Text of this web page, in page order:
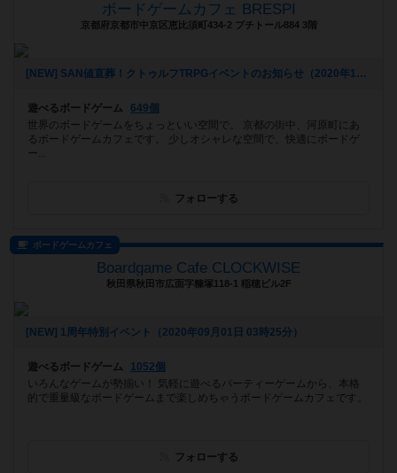
ボードゲームカフェ BRESPI
京都府京都市中京区恵比須町434-2 プチトール884 3階
[NEW] SAN値直葬！クトゥルフTRPGイベントのお知らせ（2020年11月29日 08時03分）
遊べるボードゲーム
649個
世界のボードゲームをちょっといい空間で。 京都の街中、河原町にあ
るボードゲームカフェです。 少しオシャレな空間で、快適にボードゲ
ー...
フォローする
ボードゲームカフェ
Boardgame Cafe CLOCKWISE
秋田県秋田市広面字糠塚118-1 稲穂ビル2F
[NEW] 1周年特別イベント（2020年09月01日 03時25分）
遊べるボードゲーム
1052個
いろんなゲームが勢揃い！ 気軽に遊べるパーティーゲームから、本格
的で重量級なボードゲームまで楽しめちゃうボードゲームカフェです。
フォローする